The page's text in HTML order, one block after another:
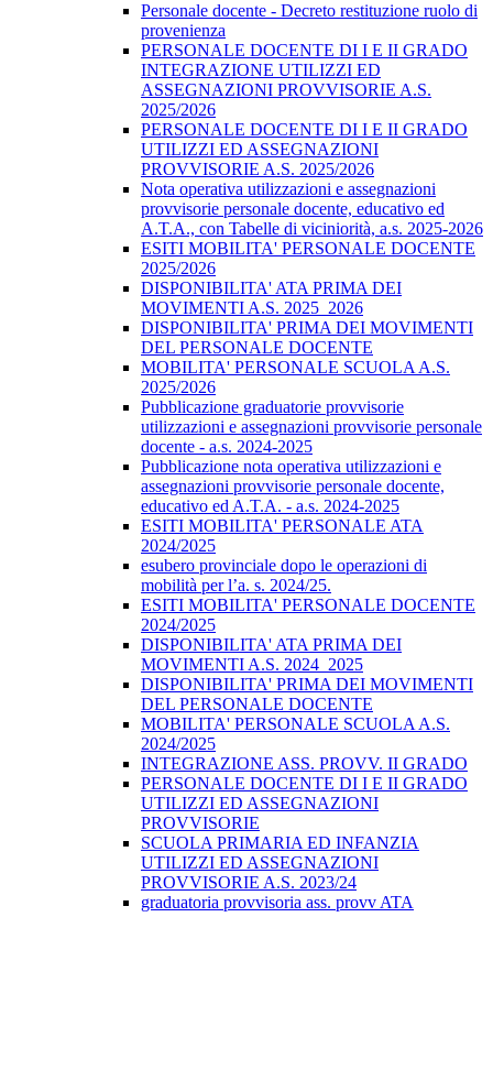
Personale docente - Decreto restituzione ruolo di
provenienza
PERSONALE DOCENTE DI I E II GRADO
INTEGRAZIONE UTILIZZI ED
ASSEGNAZIONI PROVVISORIE A.S.
2025/2026
PERSONALE DOCENTE DI I E II GRADO
UTILIZZI ED ASSEGNAZIONI
PROVVISORIE A.S. 2025/2026
Nota operativa utilizzazioni e assegnazioni
provvisorie personale docente, educativo ed
A.T.A., con Tabelle di viciniorità, a.s. 2025-2026
ESITI MOBILITA' PERSONALE DOCENTE
2025/2026
DISPONIBILITA' ATA PRIMA DEI
MOVIMENTI A.S. 2025_2026
DISPONIBILITA' PRIMA DEI MOVIMENTI
DEL PERSONALE DOCENTE
MOBILITA' PERSONALE SCUOLA A.S.
2025/2026
Pubblicazione graduatorie provvisorie
utilizzazioni e assegnazioni provvisorie personale
docente - a.s. 2024-2025
Pubblicazione nota operativa utilizzazioni e
assegnazioni provvisorie personale docente,
educativo ed A.T.A. - a.s. 2024-2025
ESITI MOBILITA' PERSONALE ATA
2024/2025
esubero provinciale dopo le operazioni di
mobilità per l’a. s. 2024/25.
ESITI MOBILITA' PERSONALE DOCENTE
2024/2025
DISPONIBILITA' ATA PRIMA DEI
MOVIMENTI A.S. 2024_2025
DISPONIBILITA' PRIMA DEI MOVIMENTI
DEL PERSONALE DOCENTE
MOBILITA' PERSONALE SCUOLA A.S.
2024/2025
INTEGRAZIONE ASS. PROVV. II GRADO
PERSONALE DOCENTE DI I E II GRADO
UTILIZZI ED ASSEGNAZIONI
PROVVISORIE
SCUOLA PRIMARIA ED INFANZIA
UTILIZZI ED ASSEGNAZIONI
PROVVISORIE A.S. 2023/24
graduatoria provvisoria ass. provv ATA